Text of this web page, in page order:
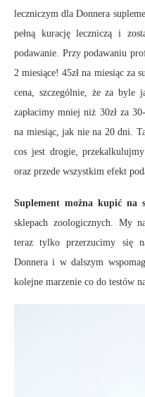
leczniczym dla Donnera
pełną kurację leczniczą i
podawanie. Przy podawaniu
2 miesiące! 45zł na miesiąc za
cena, szczególnie, że za byle
zapłacimy mniej niż 30zł za
na miesiąc, jak nie na 20 dni.
cos jest drogie,
oraz przede wszystkim efekt
Suplement można kupić na
sklepach zoologicznych. My
teraz tylko przerzucimy się
Donnera i w dalszym
kolejne marzenie co do testów